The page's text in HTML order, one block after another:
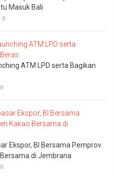
Masuk Bali
0
ATM LPD serta Bagikan
0
Ekspor, BI Bersama Pemprov
di Jembrana
0